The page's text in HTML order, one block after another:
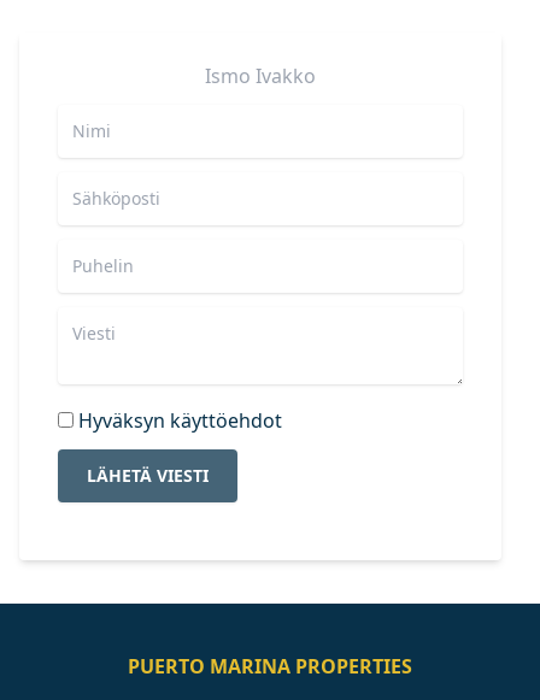
Ismo Ivakko
Hyväksyn käyttöehdot
LÄHETÄ VIESTI
PUERTO MARINA PROPERTIES